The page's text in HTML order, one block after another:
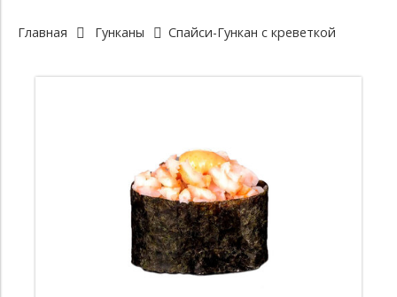
Главная Гунканы Спайси-Гункан с креветкой